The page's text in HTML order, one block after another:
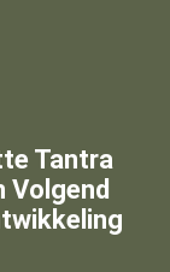
Tantra
Volgend